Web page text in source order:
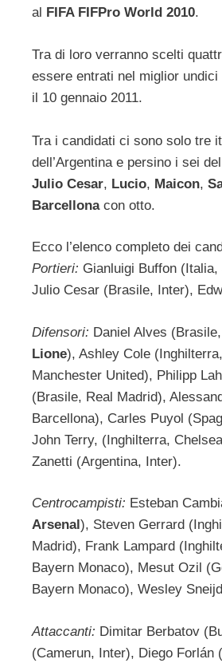
al FIFA FIFPro World 2010.
Tra di loro verranno scelti
essere entrati nel miglior
il 10 gennaio 2011.
Tra i candidati ci sono solo tre
dell’Argentina e persino i sei
Julio Cesar, Lucio, Maicon,
Barcellonacon otto.
Ecco l’elenco completo dei
Portieri: Gianluigi Buffon
Julio Cesar (Brasile, Inter),
Difensori: Daniel Alves
Lione), Ashley Cole
Manchester United), Philipp
(Brasile, Real Madrid),
Barcellona), Carles Puyol
John Terry, (Inghilterra,
Zanetti (Argentina, Inter).
Centrocampisti: Esteban
Arsenal ), Steven Gerrard
Madrid), Frank Lampard
Bayern Monaco), Mesut Ozil
Bayern Monaco), Wesley
Attaccanti: Dimitar Berbatov
(Camerun, Inter), Diego Forlán